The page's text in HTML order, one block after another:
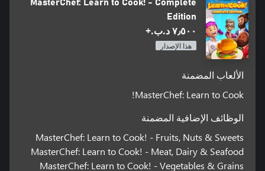
MasterChef: Learn to Cook! - Complete
Edition
٧٫٥٠٠ د.ب.‏+
هذا الإصدار
الألعاب المضمنة
MasterChef: Learn to Cook!
الوظائف الإضافية المضمنة
MasterChef: Learn to Cook! - Fruits, Nuts & Sweets
MasterChef: Learn to Cook! - Meat, Dairy & Seafood
MasterChef: Learn to Cook! - Vegetables & Grains